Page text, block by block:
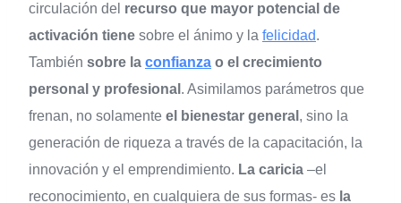
circulación del recurso que mayor potencial de
activación tiene sobre el ánimo y la felicidad.
También sobre la confianza o el crecimiento
personal y profesional . Asimilamos parámetros que
frenan, no solamente el bienestar general , sino la
generación de riqueza a través de la capacitación, la
innovación y el emprendimiento. La caricia –el
reconocimiento, en cualquiera de sus formas- es la